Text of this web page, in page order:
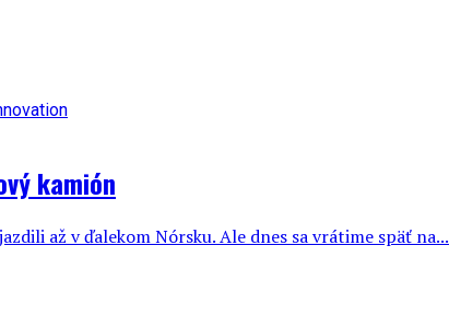
kamión
až v ďalekom Nórsku. Ale dnes sa vrátime späť na...